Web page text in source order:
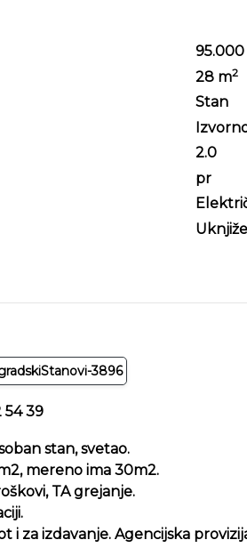
28m2
Stan
2.0
pr
3896
54 39
stan, svetao.
mereno ima 30m2.
TA grejanje.
i za izdavanje. Agencijska